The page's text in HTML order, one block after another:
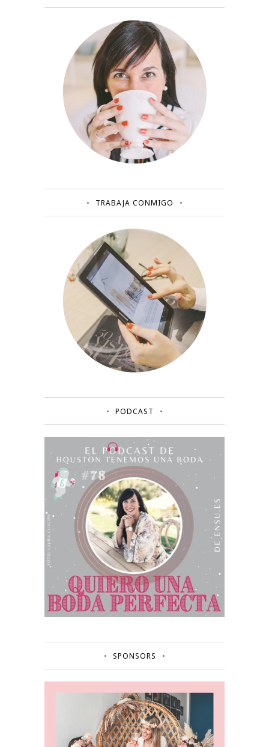
TRABAJA CONMIGO
PODCAST
SPONSORS